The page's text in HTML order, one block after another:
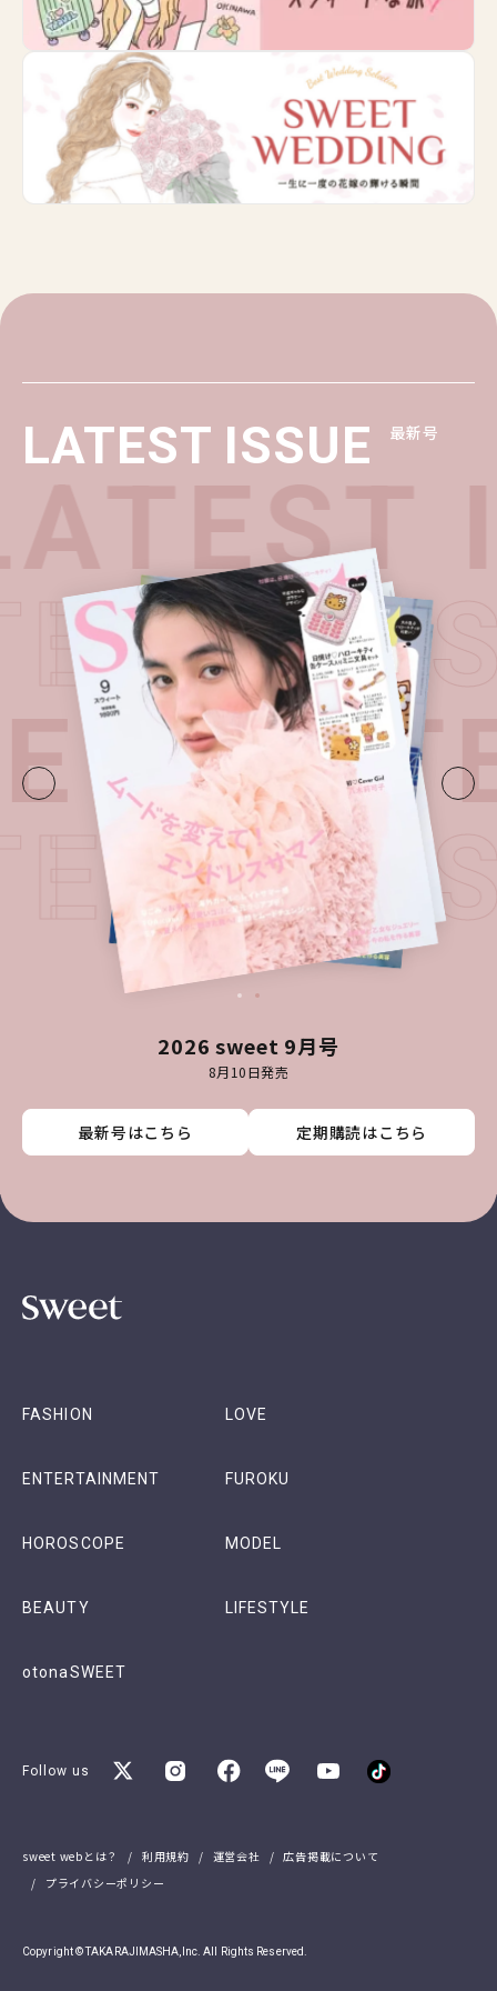
LATEST ISSUE 最新号
2026 sweet 9月号
8月10日発売
最新号はこちら 定期購読はこちら
最新号はこちら 定期購読はこちら
最新号はこちら 定期購読はこちら
最新号はこちら 定期購読はこちら
・
FASHION LOVE
ENTERTAINMENT FUROKU
HOROSCOPE MODEL
BEAUTY LIFESTYLE
otonaSWEET
Follow us
sweet webとは？ 利用規約 運営会社
広告掲載について
プライバシーポリシー
Copyright © TAKARAJIMASHA,Inc. All Rights Reserved.